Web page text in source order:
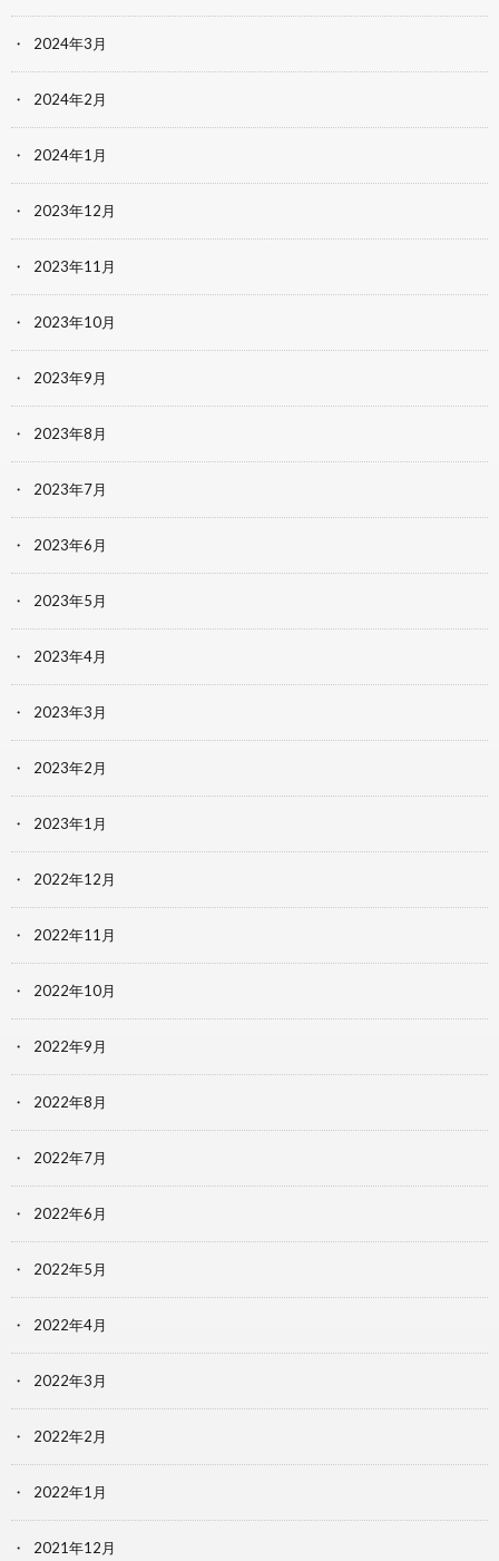
2024年3月
2024年2月
2024年1月
2023年12月
2023年11月
2023年10月
2023年9月
2023年8月
2023年7月
2023年6月
2023年5月
2023年4月
2023年3月
2023年2月
2023年1月
2022年12月
2022年11月
2022年10月
2022年9月
2022年8月
2022年7月
2022年6月
2022年5月
2022年4月
2022年3月
2022年2月
2022年1月
2021年12月